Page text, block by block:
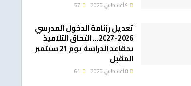
تعديل رزنامة الدخول المدرسي
2026-2027… التحاق التلاميذ
بمقاعد الدراسة يوم 21 سبتمبر
المقبل